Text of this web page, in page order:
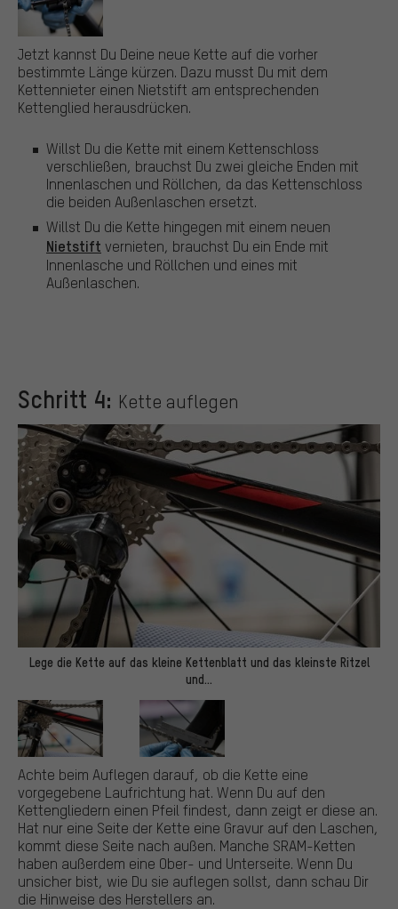
Jetzt kannst Du Deine neue Kette auf die vorher
bestimmte Länge kürzen. Dazu musst Du mit dem
Kettennieter einen Nietstift am entsprechenden
Kettenglied herausdrücken.
Willst Du die Kette mit einem Kettenschloss
verschließen, brauchst Du zwei gleiche Enden mit
Innenlaschen und Röllchen, da das Kettenschloss
die beiden Außenlaschen ersetzt.
Willst Du die Kette hingegen mit einem neuen
Nietstift vernieten, brauchst Du ein Ende mit
Innenlasche und Röllchen und eines mit
Außenlaschen.
Schritt 4: Kette auflegen
Lege die Kette auf das kleine Kettenblatt und das kleinste Ritzel
und…
Achte beim Auflegen darauf, ob die Kette eine
vorgegebene Laufrichtung hat. Wenn Du auf den
Kettengliedern einen Pfeil findest, dann zeigt er diese an.
Hat nur eine Seite der Kette eine Gravur auf den Laschen,
kommt diese Seite nach außen. Manche SRAM-Ketten
haben außerdem eine Ober- und Unterseite. Wenn Du
unsicher bist, wie Du sie auflegen sollst, dann schau Dir
die Hinweise des Herstellers an.